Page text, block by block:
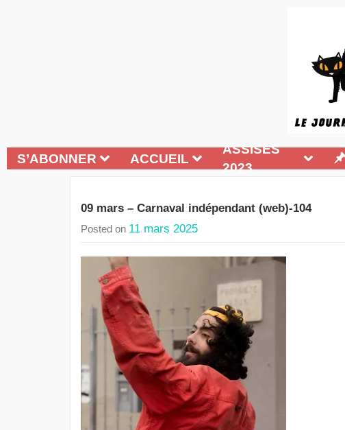
S’ABONNER ACCUEIL
ASSISES
2023
09 mars – Carnaval indépendant (web)-104
Posted on 11 mars 2025